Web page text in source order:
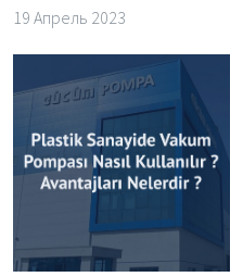
19 Апрель 2023